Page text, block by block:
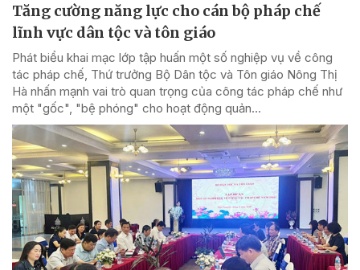
Tăng cường năng lực cho cán bộ pháp chế
lĩnh vực dân tộc và tôn giáo
Phát biểu khai mạc lớp tập huấn một số nghiệp vụ về công
tác pháp chế, Thứ trưởng Bộ Dân tộc và Tôn giáo Nông Thị
Hà nhấn mạnh vai trò quan trọng của công tác pháp chế như
một "gốc", "bệ phóng" cho hoạt động quản...